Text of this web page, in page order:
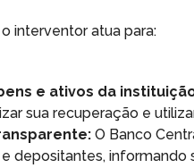
interventor atua para:
e ativos da
sua recuperação e
O Banco
depositantes, informando